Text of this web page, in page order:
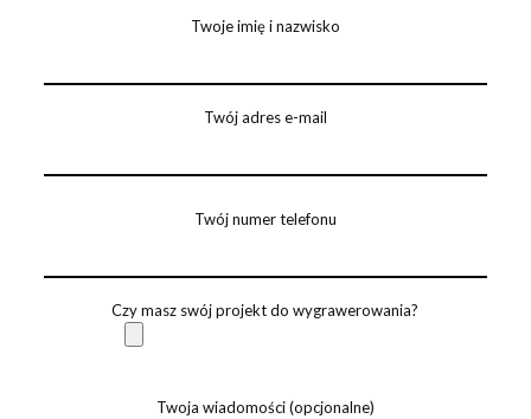
Twoje imię i nazwisko
Twój adres e-mail
Twój numer telefonu
Czy masz swój projekt do wygrawerowania?
Twoja wiadomości (opcjonalne)